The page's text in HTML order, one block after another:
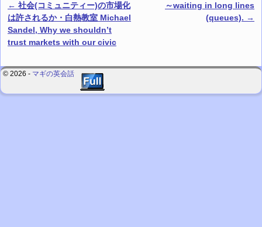
Post navigation
← 社会(コミュニティー)の市場化
は許されるか・白熱教室 Michael
Sandel, Why we shouldn’t
trust markets with our civic
～waiting in long lines
(queues). →
© 2026 - マギの英会話